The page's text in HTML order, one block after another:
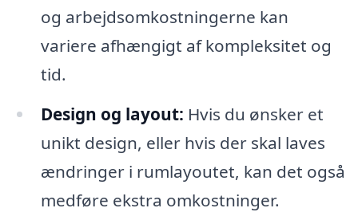
og arbejdsomkostningerne kan
variere afhængigt af kompleksitet og
tid.
Design og layout: Hvis du ønsker et
unikt design, eller hvis der skal laves
ændringer i rumlayoutet, kan det også
medføre ekstra omkostninger.